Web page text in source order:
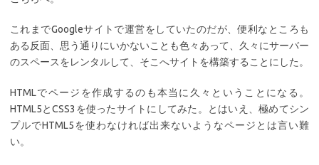
これまでGoogleサイトで運営をしていたのだが、便利なところも
ある反面、思う通りにいかないことも色々あって、久々にサーバー
のスペースをレンタルして、そこへサイトを構築することにした。
HTMLでページを作成するのも本当に久々ということになる。
HTML5とCSS3を使ったサイトにしてみた。とはいえ、極めてシン
プルでHTML5を使わなければ出来ないようなページとは言い難
い。